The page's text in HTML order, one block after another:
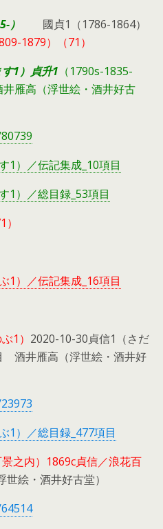
）
國貞1（1786-1864）
1879）（71）
1）貞升1 （1790s-1835-
雁高（浮世絵・酒井好古
1）／伝記集成_10項目
1）／総目録_53項目
1）／伝記集成_16項目
1） 2020-10-30貞信1（さだ
酒井雁高（浮世絵・酒井好
1）／総目録_477項目
之内）1869c貞信／浪花百
絵・酒井好古堂）